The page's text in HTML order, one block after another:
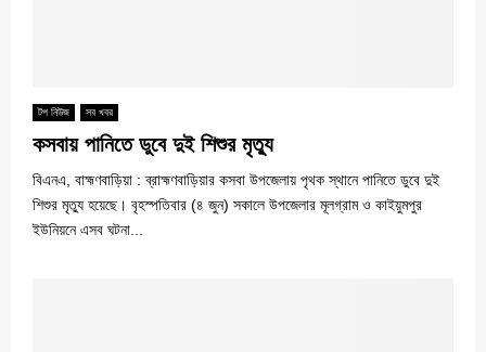
টপ নিউজ সব খবর
কসবায় পানিতে ডুবে দুই শিশুর মৃত্যু
বিএনএ, বাহ্মণবাড়িয়া : ব্রাহ্মণবাড়িয়ার কসবা উপজেলায় পৃথক স্থানে পানিতে ডুবে দুই
শিশুর মৃত্যু হয়েছে। বৃহস্পতিবার (৪ জুন) সকালে উপজেলার মূলগ্রাম ও কাইয়ুমপুর
ইউনিয়নে এসব ঘটনা...